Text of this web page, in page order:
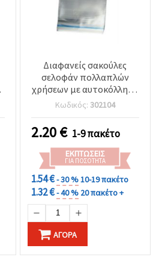
Διαφανείς σακούλες
σελοφάν πολλαπλών
χρήσεων με αυτοκόλλητο
πτερύγιο, 9x13+3 cm, 30
μm – Σετ 200 τεμ. για
χειροτεχνίες, δώρα &
συσκευασία
Κωδικός: 302104
2.20€ 1-9 πακέτο
ΕΚΠΤΏΣΕΙΣ
ΓΙΑ ΠΟΣΌΤΗΤΑ
1.54 €- 30 %10-19 πακέτο
1.32 €- 40 % 20 πακέτο +
ΑΓΟΡΆ